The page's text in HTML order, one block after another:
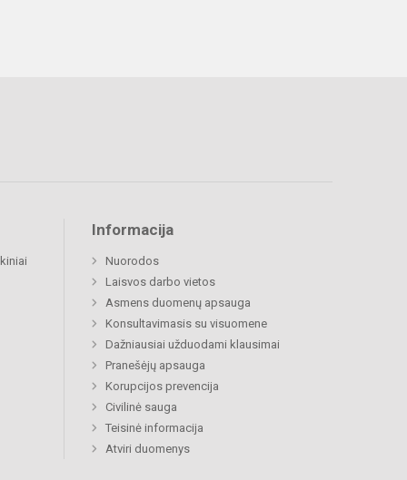
Informacija
Nuorodos
Laisvos darbo vietos
Asmens duomenų apsauga
Konsultavimasis su visuomene
Dažniausiai užduodami klausimai
Pranešėjų apsauga
Korupcijos prevencija
Civilinė sauga
Teisinė informacija
Atviri duomenys